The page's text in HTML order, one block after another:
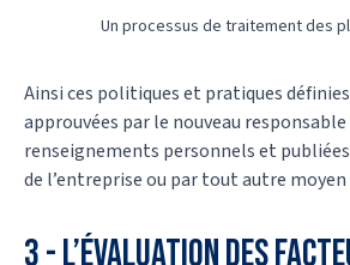
Un processus de traitement des
Ainsi ces politiques et pratiques
approuvées par le nouveau
renseignements personnels et
de l’entreprise ou par tout autre
3 - L’évaluation des